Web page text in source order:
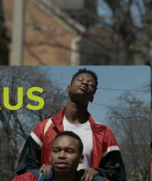
ภาพนิ่ง เนื้อหาที่แนะนำ